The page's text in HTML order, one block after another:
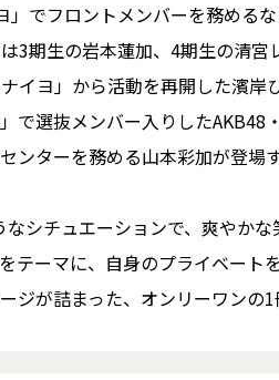
でフロントメンバーを務める
3期生の岩本蓮加、4期生の清宮
イヨ」から活動を再開した濱岸
で選抜メンバー入りしたAKB48
ターを務める山本彩加が登場す
シチュエーションで、爽やかな
テーマに、自身のプライベート
が詰まった、オンリーワンの1